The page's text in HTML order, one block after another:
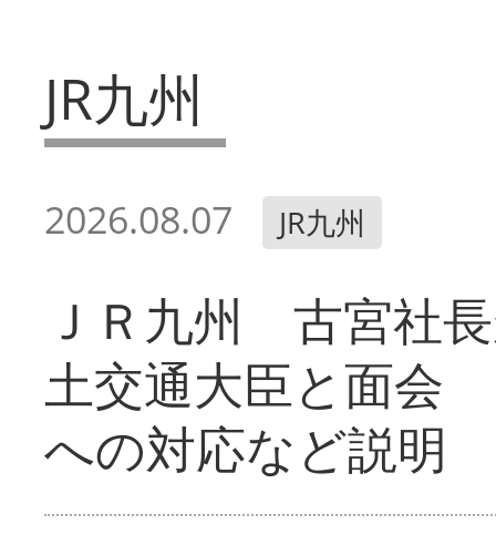
JR九州
2026.08.07 JR九州
ＪＲ九州 古宮社
土交通大臣と面会
への対応など説明